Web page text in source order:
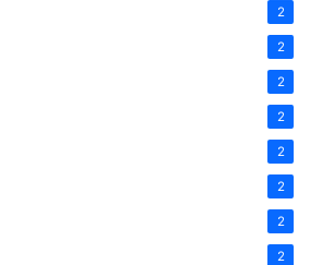
2
2
2
2
2
2
2
2